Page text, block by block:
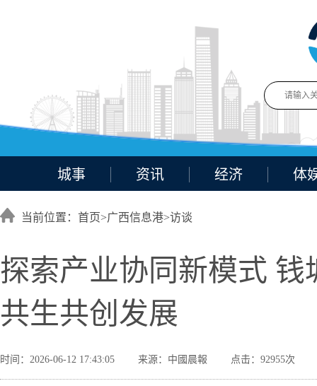
城事 资讯 经济 体
当前位置：首页>广西信息港>访谈
探索产业协同新模式 钱
共生共创发展
时间：2026-06-12 17:43:05 来源：中國晨報 点击：92955次